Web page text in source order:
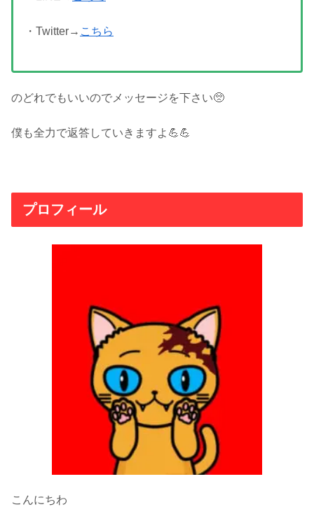
・Twitter→ こちら
のどれでもいいのでメッセージを下さい🥺
僕も全力で返答していきますよ💪💪
プロフィール
こんにちわ